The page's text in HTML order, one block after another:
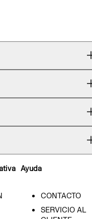
Ayuda
CONTACTO
SERVICIO AL